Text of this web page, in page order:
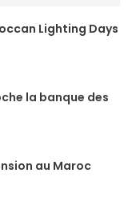
Lighting Days
la banque des
au Maroc